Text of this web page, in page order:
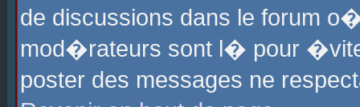
de discussions dans le forum
mod�rateurs sont l� pour
poster des messages ne